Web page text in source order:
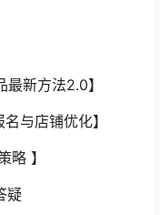
新方法2.0】
与店铺优化】
略 】
疑